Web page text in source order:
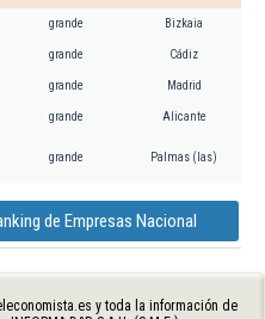
grande Bizkaia
grande Cádiz
grande Madrid
grande Alicante
grande Palmas (las)
de Empresas Nacional
y toda la información de